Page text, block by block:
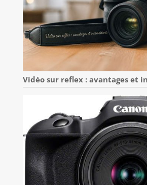
Vidéo sur reflex : avantages et